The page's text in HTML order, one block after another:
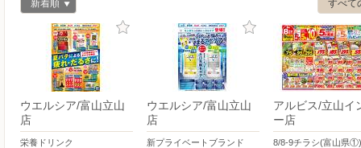
すべて
新着順
ウエルシア/富山立山
店
栄養ドリンク
ウエルシア/富山立山
店
新プライベートブランド
アルビス/立山イ
ー店
8/8-9チラシ(富山県①)